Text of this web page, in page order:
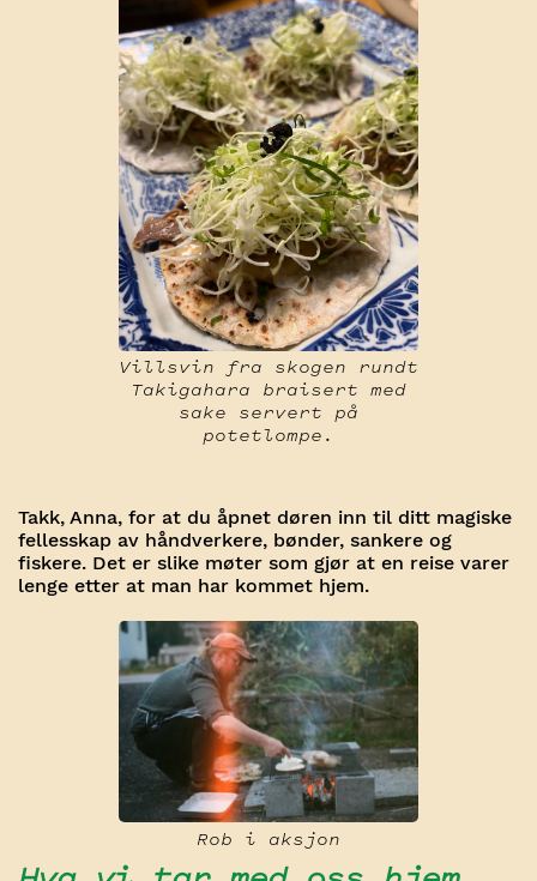
Villsvin fra skogen rundt
Takigahara braisert med
sake servert på
potetlompe.
Takk, Anna, for at du åpnet døren inn til ditt magiske
fellesskap av håndverkere, bønder, sankere og
fiskere. Det er slike møter som gjør at en reise varer
lenge etter at man har kommet hjem.
Rob i aksjon